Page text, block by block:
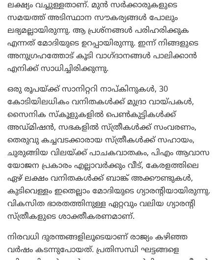
ലക്ഷ്യം വച്ചുള്ളതാണ്. മുന്‍ സര്‍ക്കാരുകളുടെ
സമയത്ത് അടിസ്ഥാന സൗകര്യങ്ങള്‍ പോലും
ലഭ്യമല്ലായിരുന്നു. ആ പ്രശ്നങ്ങള്‍ പരിഹരിക്കുക
എന്നത് മോദിയുടെ ഉറപ്പായിരുന്നു. ഇന്ന് നിങ്ങളുടെ
അനുഗ്രഹത്തോട് കൂടി വാഗ്ദാനങ്ങള്‍ പാലിക്കാന്‍
എനിക്ക് സാധിച്ചിരിക്കുന്നു.
ഒരു രൂപയ്ക്ക് സാനിറ്ററി നാപ്കിനുകള്‍, 30
കോടിയിലധികം വനിതകള്‍ക്ക് മുദ്രാ വായ്പകള്‍,
സൈനിക സ്‌കൂളുകളില്‍ പെണ്‍കുട്ടികള്‍ക്ക്
അഡ്മിഷന്‍, സഭകളില്‍ സ്ത്രീകള്‍ക്ക് സംവരണം,
തെരുവു കച്ചവടക്കാരായ സ്ത്രീകള്‍ക്ക് സഹായം,
ചുരുങ്ങിയ വിലയ്ക്ക് പാചകവാതകം, പിഎം ആവാസ
യോജന പ്രകാരം എല്ലാവര്‍ക്കും വീട്, കേരളത്തിലെ
ഏഴ് ലക്ഷം വനിതകള്‍ക്ക് ബാങ്ക് അക്കൗണ്ടുകള്‍,
കുടിവെള്ളം ഇതെല്ലാം മോദിയുടെ ഗ്യാരന്റിയായിരുന്നു.
വികസിത ഭാരതത്തിനുള്ള ഏറ്റവും വലിയ ഗ്യാരന്റി
സ്ത്രീകളുടെ ശാക്തീകരണമാണ്.
നിരവധി ദുരന്തങ്ങളിലൂടെയാണ് രാജ്യം കഴിഞ്ഞ
വര്‍ഷം കടന്നുപോയത്. പ്രതിസന്ധി ഘട്ടങ്ങളെ